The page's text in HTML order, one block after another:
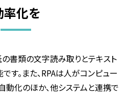
率化を
書類の文字読み取りとテキスト
す。また、RPAは人がコンピュー
化のほか、他システムと連携で